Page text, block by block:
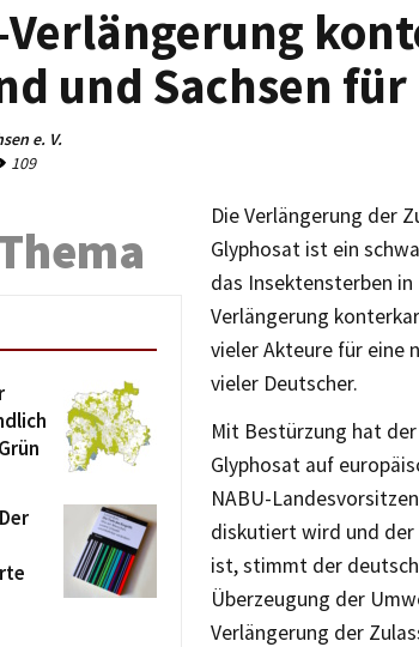
und Sachsen
e. V.
109
Die Verlängerung der
Glyphosat ist ein
das Insektensterben
Verlängerung
vieler Akteure für eine
vieler Deutscher.
Mit Bestürzung hat
Glyphosat auf
NABU-
diskutiert wird und
ist, stimmt der
Überzeugung der
Verlängerung der